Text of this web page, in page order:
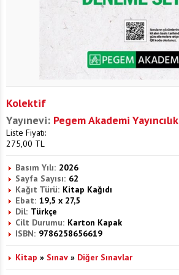
Kolektif
Yayınevi: Pegem Akademi Yayıncılık
Liste Fiyatı:
275,00 TL
Basım Yılı: 2026
Sayfa Sayısı: 62
Kağıt Türü: Kitap Kağıdı
Ebat: 19,5 x 27,5
Dil: Türkçe
Cilt Durumu: Karton Kapak
ISBN: 9786258656619
Kitap » Sınav » Diğer Sınavlar